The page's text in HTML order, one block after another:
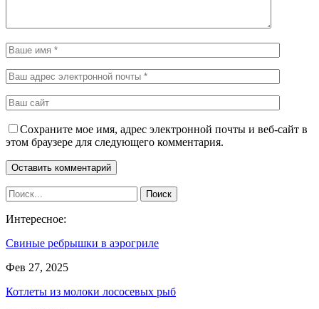
Сохраните мое имя, адрес электронной почты и веб-сайт в
этом браузере для следующего комментария.
Интересное:
Свиные ребрышки в аэрогриле
Фев 27, 2025
Котлеты из молоки лососевых рыб